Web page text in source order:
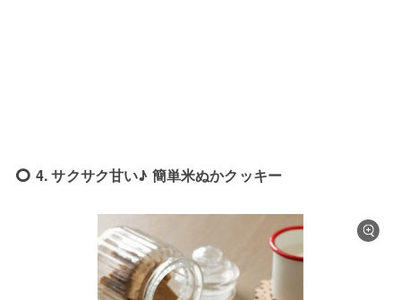
4. サクサク甘い♪ 簡単米ぬかクッキー